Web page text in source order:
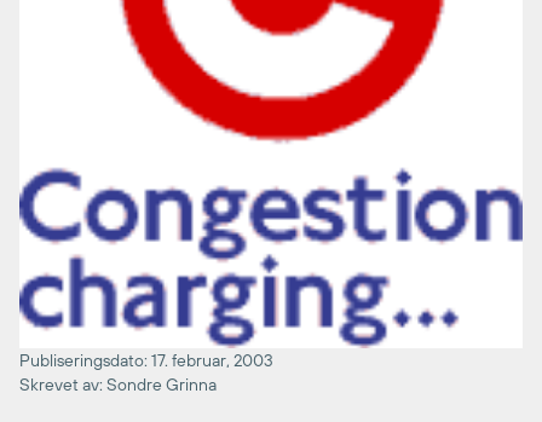
Publiseringsdato: 17. februar, 2003
Skrevet av: Sondre Grinna